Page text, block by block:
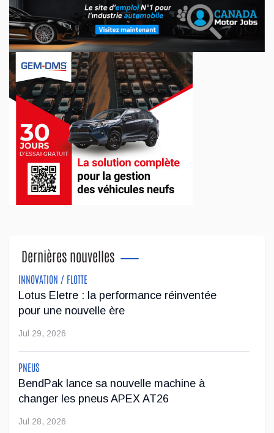
Pourquoi les conseillers de service ont besoin
d’un logiciel de gestion de réparation
automobile pour garder une longueur d’avance
Le titre sur votre carte de visite indique peut-être « conseiller
service », mais dans les faits, votre rôle dépasse largement
ce que ces deux mots laissent entendre. Planification,
coordinati...
Mai 20, 2025
L’importance de la mesure pour comprendre les
ratios d’efficacité et de production
La rentabilité d’un atelier de réparation automobile ne
La réflexion du coach : une approche novatrice
dans la gestion des pneus usagés en entreprise
domaine de la mécanique et des détaillants de pneus, une
Nov 05, 2024
Dernières nouvelles
INNOVATION / FLOTTE
Lotus Eletre : la performance réinventée
pour une nouvelle ère
Jul 29, 2026
PNEUS
BendPak lance sa nouvelle machine à
changer les pneus APEX AT26
Jul 28, 2026